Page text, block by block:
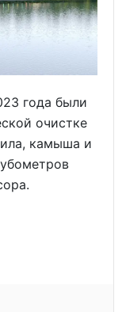
года были
очистке
камыша и